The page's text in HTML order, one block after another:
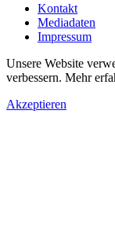
Kontakt
Mediadaten
Impressum
Unsere Website
verbessern. Mehr
Akzeptieren